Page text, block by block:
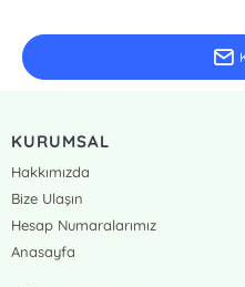
KURUMSAL
Hakkımızda
Bize Ulaşın
Hesap Numaralarımız
Anasayfa